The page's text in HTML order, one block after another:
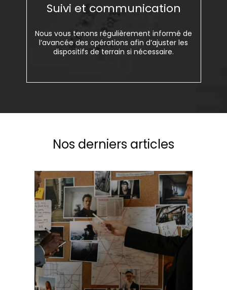
Suivi et communication
Nous vous tenons régulièrement informé de
l’avancée des opérations afin d’ajuster les
dispositifs de terrain si nécessaire.
Nos derniers articles